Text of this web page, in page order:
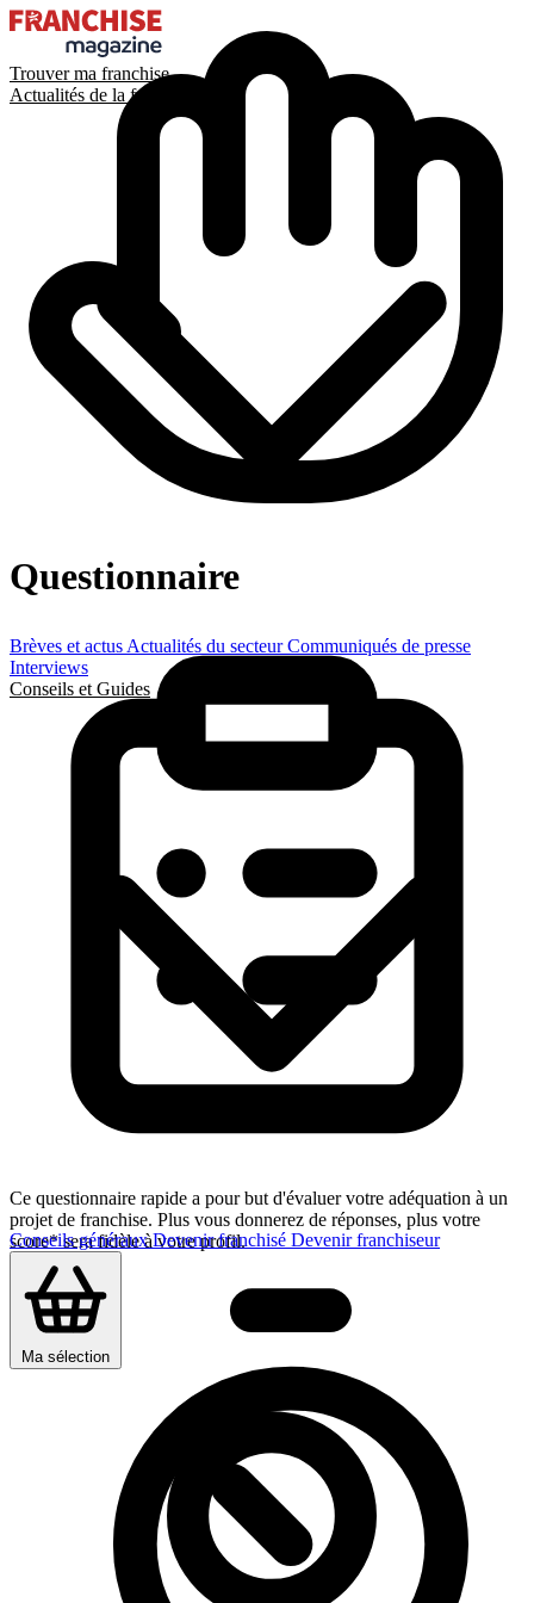
Trouver ma franchise
Actualités de la franchise
Brèves et actus Actualités du secteurCommuniqués de presse
Interviews
Conseils et Guides
Conseils générauxDevenir franchisé Devenir franchiseur
Ma sélection
Questionnaire
Ce questionnaire rapide a pour but d'évaluer votre adéquation à un
projet de franchise. Plus vous donnerez de réponses, plus votre
score* sera fidèle à votre profil.